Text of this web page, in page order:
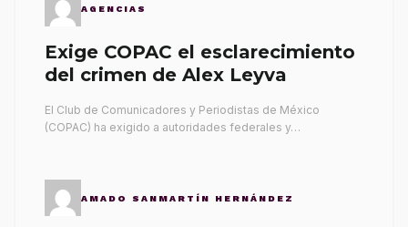
AGENCIAS
Exige COPAC el esclarecimiento
del crimen de Alex Leyva
El Club de Comunicadores y Periodistas de México
(COPAC) ha exigido a autoridades federales y…
AMADO SANMARTÍN HERNÁNDEZ